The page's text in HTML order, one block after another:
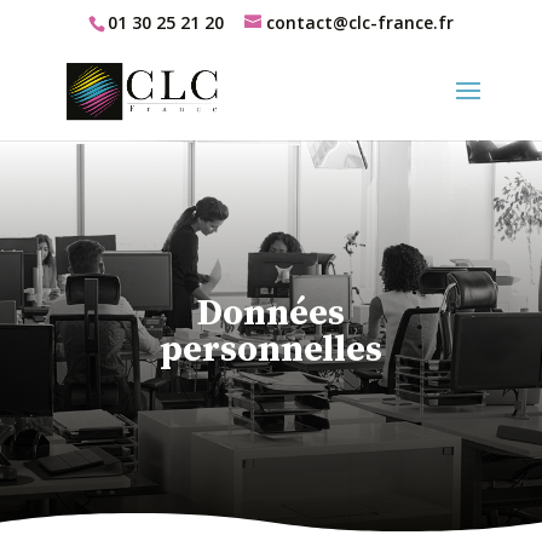
01 30 25 21 20 contact@clc-france.fr
Données
personnelles